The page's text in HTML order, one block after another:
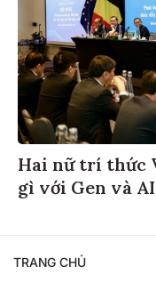
Hai nữ trí thức
gì với Gen và AI
TRANG CHỦ